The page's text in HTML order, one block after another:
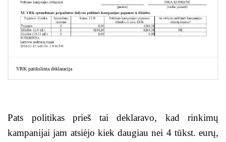
VRK patikslinta deklaracija
Pats politikas prieš tai deklaravo, kad rinkimų
kampanijai jam atsiėjo kiek daugiau nei 4 tūkst. eurų,